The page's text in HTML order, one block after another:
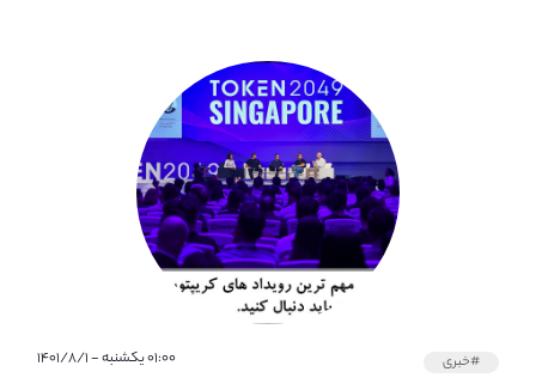
#خبری ۰۱:۰۰ یکشنبه - ۱۴۰۱/۸/۱